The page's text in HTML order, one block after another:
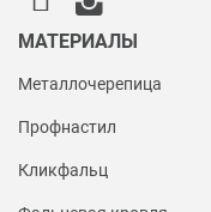
МАТЕРИАЛЫ
Металлочерепица
Профнастил
Кликфальц